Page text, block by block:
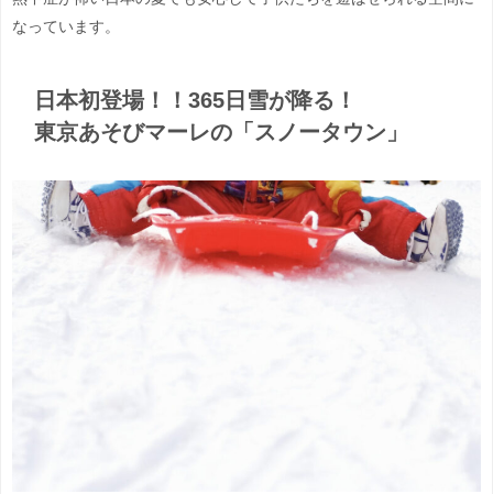
なっています。
日本初登場！！365日雪が降る！
東京あそびマーレの「スノータウン」